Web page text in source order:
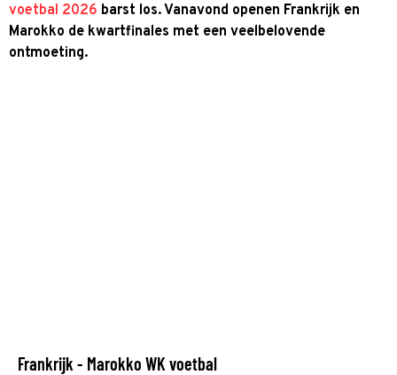
voetbal 2026 barst los. Vanavond openen Frankrijk en
Marokko de kwartfinales met een veelbelovende
ontmoeting.
Frankrijk - Marokko WK voetbal